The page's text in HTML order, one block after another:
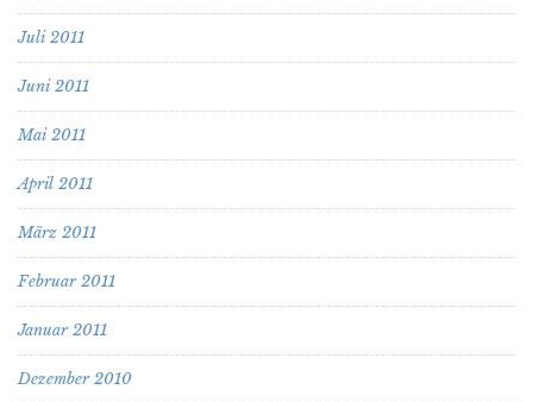
Juli 2011
Juni 2011
Mai 2011
April 2011
März 2011
Februar 2011
Januar 2011
Dezember 2010